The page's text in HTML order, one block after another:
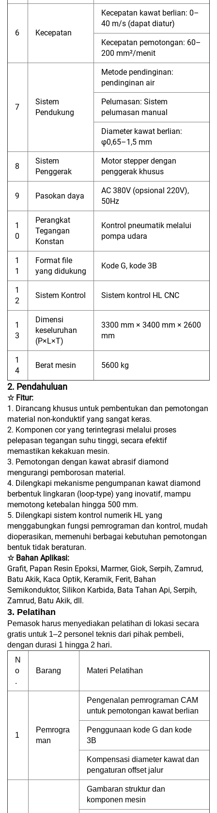
6 Kecepatan
Kecepatan kawat berlian: 0–
40 m/s (dapat diatur)
Kecepatan pemotongan: 60–
200 mm²/menit
7
Sistem
Pendukung
Metode pendinginan:
pendinginan air
Pelumasan: Sistem
pelumasan manual
Diameter kawat berlian:
φ0,65–1,5 mm
8
Sistem
Penggerak
Motor stepper dengan
penggerak khusus
9 Pasokan daya
AC 380V (opsional 220V),
50Hz
1
0
Perangkat
Tegangan
Konstan
Kontrol pneumatik melalui
pompa udara
1
1
Format file
yang didukung
Kode G, kode 3B
1
2
Sistem Kontrol Sistem kontrol HL CNC
1
3
Dimensi
keseluruhan
(P×L×T)
3300 mm × 3400 mm × 2600
mm
1
4
Berat mesin 5600 kg
2. Pendahuluan
☆ Fitur:
1. Dirancang khusus untuk pembentukan dan pemotongan
material non-konduktif yang sangat keras.
2. Komponen cor yang terintegrasi melalui proses
pelepasan tegangan suhu tinggi, secara efektif
memastikan kekakuan mesin.
3. Pemotongan dengan kawat abrasif diamond
mengurangi pemborosan material.
4. Dilengkapi mekanisme pengumpanan kawat diamond
berbentuk lingkaran (loop-type) yang inovatif, mampu
memotong ketebalan hingga 500 mm.
5. Dilengkapi sistem kontrol numerik HL yang
menggabungkan fungsi pemrograman dan kontrol, mudah
dioperasikan, memenuhi berbagai kebutuhan pemotongan
bentuk tidak beraturan.
☆ Bahan Aplikasi:
Grafit, Papan Resin Epoksi, Marmer, Giok, Serpih, Zamrud,
Batu Akik, Kaca Optik, Keramik, Ferit, Bahan
Semikonduktor, Silikon Karbida, Bata Tahan Api, Serpih,
Zamrud, Batu Akik, dll.
3. Pelatihan
Pemasok harus menyediakan pelatihan di lokasi secara
gratis untuk 1–2 personel teknis dari pihak pembeli,
dengan durasi 1 hingga 2 hari.
N
o
.
Barang Materi Pelatihan
1
Pemrogra
man
Pengenalan pemrograman CAM
untuk pemotongan kawat berlian
Penggunaan kode G dan kode
3B
Kompensasi diameter kawat dan
pengaturan offset jalur
Gambaran struktur dan
komponen mesin